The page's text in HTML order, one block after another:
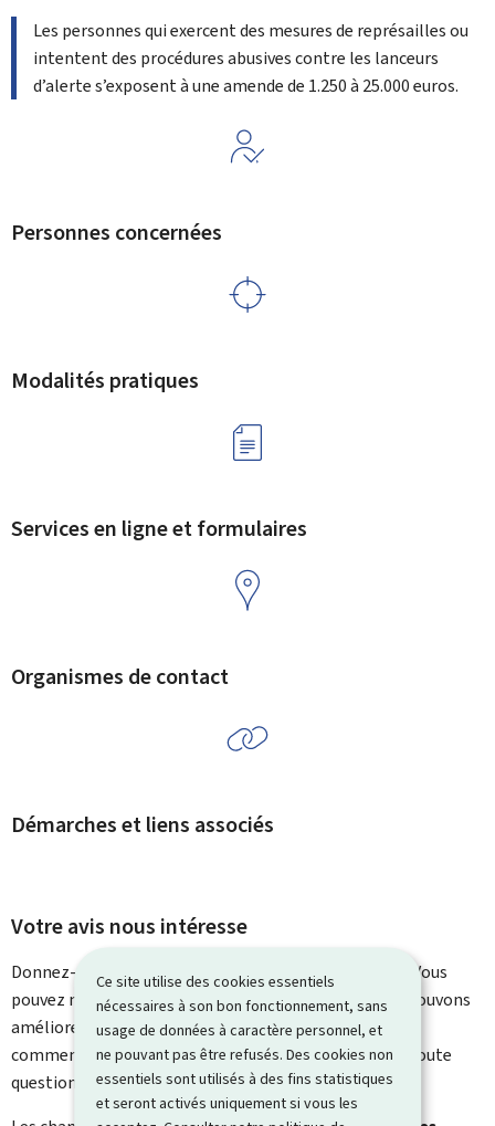
Ce site utilise des cookies essentiels
nécessaires à son bon fonctionnement, sans
usage de données à caractère personnel, et
ne pouvant pas être refusés. Des cookies non
essentiels sont utilisés à des fins statistiques
et seront activés uniquement si vous les
Les personnes qui exercent des mesures de représailles ou
intentent des procédures abusives contre les lanceurs
d’alerte s’exposent à une amende de 1.250 à 25.000 euros.
Personnes concernées
Modalités pratiques
Services en ligne et formulaires
Organismes de contact
Démarches et liens associés
Votre avis nous intéresse
Donnez-nous votre avis sur le contenu de cette page. Vous
pouvez nous laisser un commentaire sur ce que nous pouvons
améliorer. Vous ne recevrez pas de réponse à votre
commentaire. Utilisez le formulaire de contact pour toute
question particulière.